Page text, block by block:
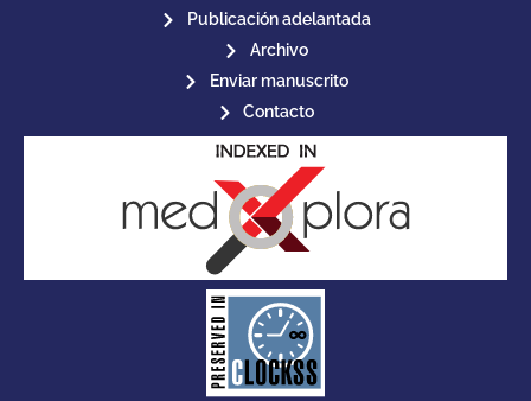
Publicación adelantada
Archivo
Enviar manuscrito
Contacto
CLOCKSS is a dak archive that
ensures the long-term survival
of web-based scholary
publications, governed by and
for its stakeholders.